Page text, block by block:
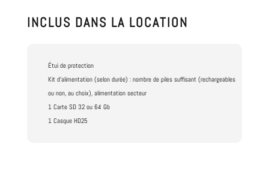
INCLUS DANS LA LOCATION
Étui de protection
Kit d'alimentation (selon durée) : nombre de piles suffisant (rechargeables
ou non, au choix), alimentation secteur
1 Carte SD 32 ou 64 Gb
1 Casque HD25